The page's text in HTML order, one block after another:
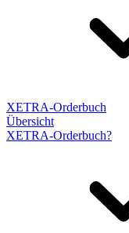
XETRA-Orderbuch
Übersicht
XETRA-Orderbuch?